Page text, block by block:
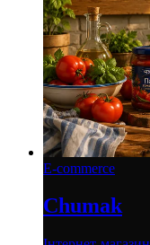
E-commerce
Chumak